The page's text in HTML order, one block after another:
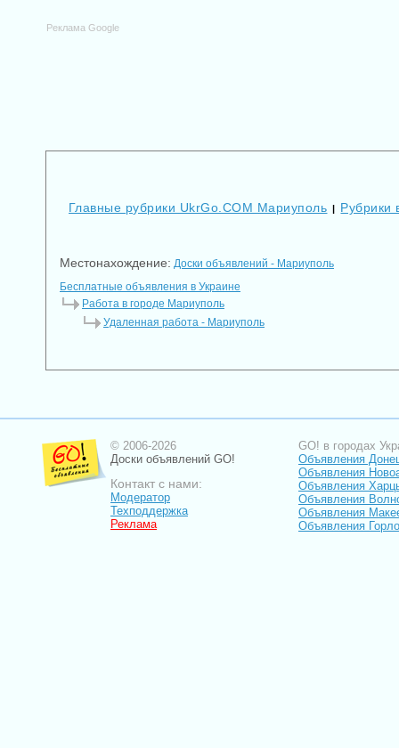
Реклама Google
Главные рубрики UkrGo.COM Мариуполь Рубрики
Местонахождение: Доски объявлений - Мариуполь
Бесплатные объявления в Украине
Работа в городе Мариуполь
Удаленная работа - Мариуполь
© 2006-2026
Доски объявлений GO!
Контакт с нами:
Модератор
Техподдержка
Реклама
GO! в городах
Объявления
Объявления
Объявления
Объявления
Объявления
Объявления